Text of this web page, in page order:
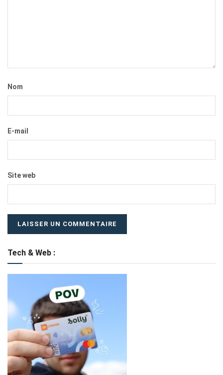
Nom
E-mail
Site web
Tech & Web :